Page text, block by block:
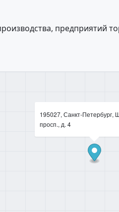
предприятий
195027, Санкт-Петербург,
просп., д. 4